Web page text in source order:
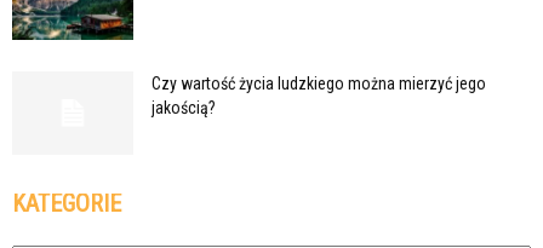
Czy wartość życia ludzkiego można mierzyć jego
jakością?
KATEGORIE
Kategorie